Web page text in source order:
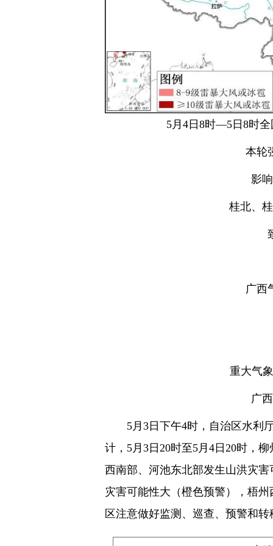
5月4日8时—5日8时
本轮
影
桂北、
广西
重大气
广
5月3日下午4时，自治区水利
计，5月3日20时至5月4日20时，
西南部、河池东北部发生山洪灾
灾害可能性大（橙色预警），梧
区注意做好监测、巡查、预警和